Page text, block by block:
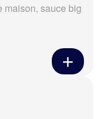
maison, sauce big